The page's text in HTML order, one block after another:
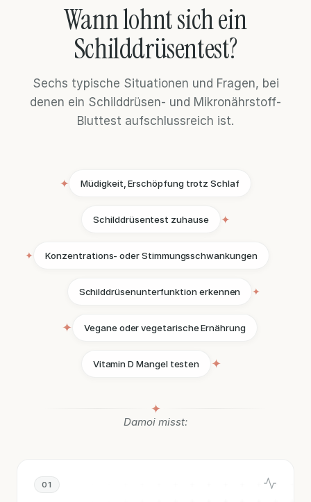
Wann lohnt sich ein
Schilddrüsentest?
Sechs typische Situationen und Fragen, bei
denen ein Schilddrüsen- und Mikronährstoff-
Bluttest aufschlussreich ist.
✦ Müdigkeit, Erschöpfung trotz Schlaf
Schilddrüsentest zuhause ✦
✦ Konzentrations- oder Stimmungsschwankungen
Schilddrüsenunterfunktion erkennen ✦
✦ Vegane oder vegetarische Ernährung
Vitamin D Mangel testen ✦
✦
Damoi misst:
01